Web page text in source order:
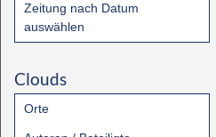
Zeitung nach Datum
auswählen
Clouds
Orte